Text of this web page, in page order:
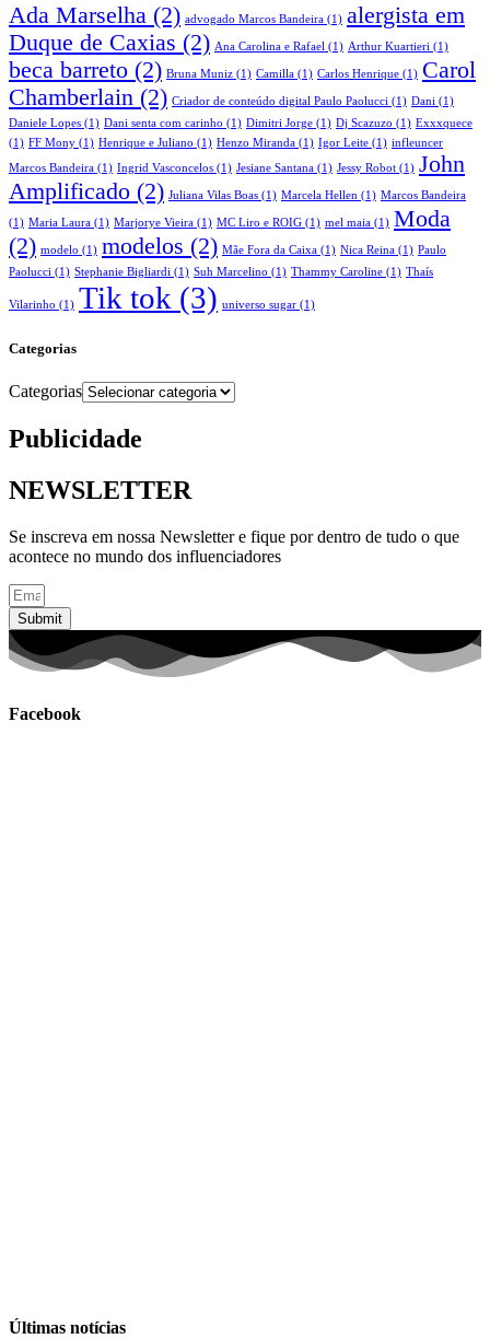
Ada Marselha (2) advogado Marcos Bandeira (1) alergista em
Duque de Caxias (2) Ana Carolina e Rafael (1) Arthur Kuartieri (1)
beca barreto (2) Bruna Muniz (1) Camilla (1) Carlos Henrique (1) Carol
Chamberlain (2) Criador de conteúdo digital Paulo Paolucci (1) Dani (1)
Daniele Lopes (1) Dani senta com carinho (1) Dimitri Jorge (1) Dj Scazuzo (1) Exxxquece
(1) FF Mony (1) Henrique e Juliano (1) Henzo Miranda (1) Igor Leite (1) infleuncer
Marcos Bandeira (1) Ingrid Vasconcelos (1) Jesiane Santana (1) Jessy Robot (1) John
Amplificado (2) Juliana Vilas Boas (1) Marcela Hellen (1) Marcos Bandeira
(1) Maria Laura (1) Marjorye Vieira (1) MC Liro e ROIG (1) mel maia (1) Moda
(2) modelo (1) modelos (2) Mãe Fora da Caixa (1) Nica Reina (1) Paulo
Paolucci (1) Stephanie Bigliardi (1) Suh Marcelino (1) Thammy Caroline (1) Thaís
Vilarinho (1) Tik tok (3) universo sugar (1)
Categorias
Categorias
Publicidade
NEWSLETTER
Se inscreva em nossa Newsletter e fique por dentro de tudo o que
acontece no mundo dos influenciadores
Submit
Facebook
Últimas notícias